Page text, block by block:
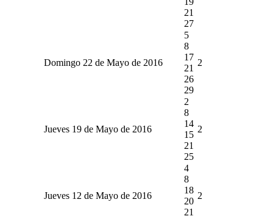
21
27
Domingo 22 de Mayo de 2016
5
8
17
21
26
29
2
Jueves 19 de Mayo de 2016
2
8
14
15
21
25
2
Jueves 12 de Mayo de 2016
4
8
18
20
21
2